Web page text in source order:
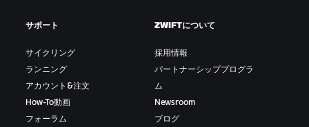
サポート
サイクリング
ランニング
アカウント&注文
How-To動画
フォーラム
ZWIFTについて
採用情報
パートナーシッププログラ
ム
Newsroom
ブログ